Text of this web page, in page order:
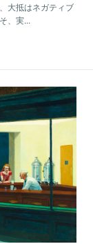
大抵はネガティブ
、実...